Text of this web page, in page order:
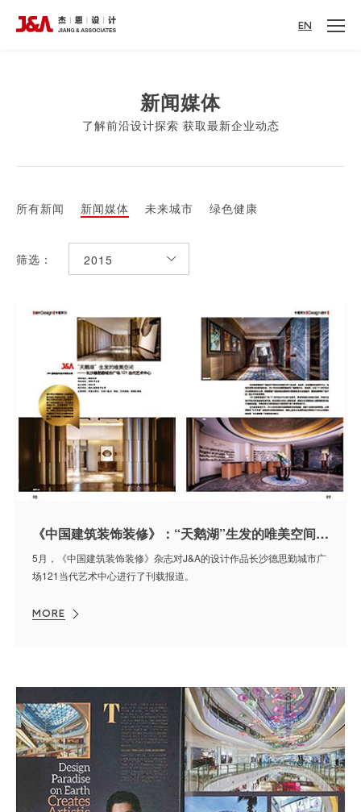
EN
新闻媒体
了解前沿设计探索 获取最新企业动态
所有新闻 新闻媒体 未来城市 绿色健康
筛选： 2015
《中国建筑装饰装修》：“天鹅湖”生发的唯美空间——长沙德思勤城市
5月，《中国建筑装饰装修》杂志对J&A的设计作品长沙德思勤城市广
场121当代艺术中心进行了刊载报道。
MORE